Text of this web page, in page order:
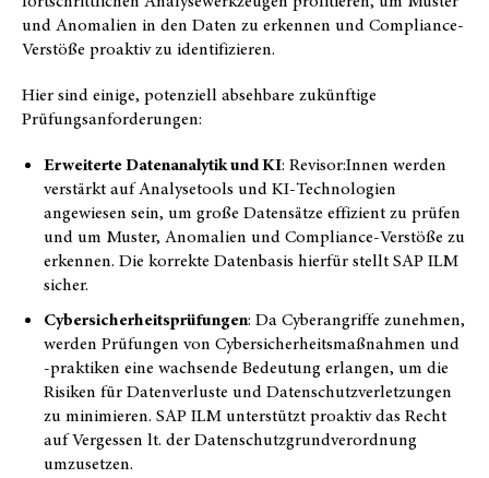
und Anomalien in den Daten zu erkennen und Compliance-
Verstöße proaktiv zu identifizieren.
Hier sind einige, potenziell absehbare zukünftige
Prüfungsanforderungen:
Erweiterte Datenanalytik und KI: Revisor:Innen werden
verstärkt auf Analysetools und KI-Technologien
angewiesen sein, um große Datensätze effizient zu prüfen
und um Muster, Anomalien und Compliance-Verstöße zu
erkennen. Die korrekte Datenbasis hierfür stellt SAP ILM
sicher.
Cybersicherheitsprüfungen: Da Cyberangriffe zunehmen,
werden Prüfungen von Cybersicherheitsmaßnahmen und
-praktiken eine wachsende Bedeutung erlangen, um die
Risiken für Datenverluste und Datenschutzverletzungen
zu minimieren. SAP ILM unterstützt proaktiv das Recht
auf Vergessen lt. der Datenschutzgrundverordnung
umzusetzen.